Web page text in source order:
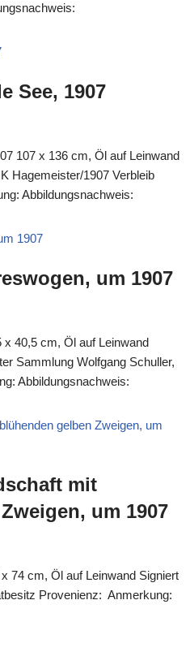
See, 1907
107 x 136 cm, Öl auf Leinwand
Hagemeister/1907 Verbleib
Abbildungsnachweis:
um 1907
40,5 cm, Öl auf Leinwand
Sammlung Wolfgang Schuller,
Abbildungsnachweis:
mit
um 1907
74 cm, Öl auf Leinwand Signiert
Provenienz: Anmerkung: